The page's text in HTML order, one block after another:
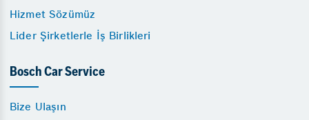
Hizmet Sözümüz
Lider Şirketlerle İş Birlikleri
Bosch Car Service
Bize Ulaşın